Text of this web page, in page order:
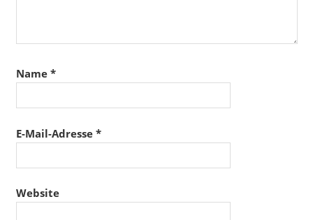
Name *
E-Mail-Adresse *
Website